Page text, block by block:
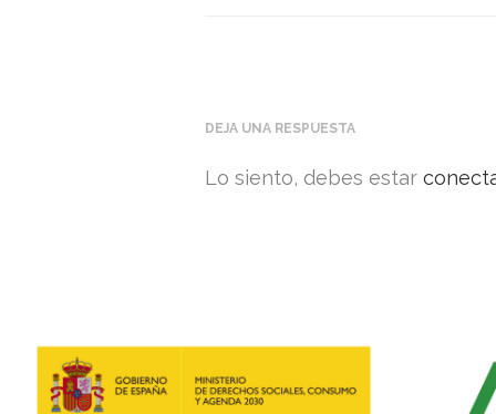
DEJA UNA RESPUESTA
Lo siento, debes estar